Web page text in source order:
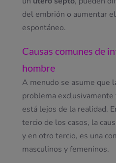
del embrión o aumentar
espontáneo.
Causas comunes de
hombre
A menudo se asume que
problema
está lejos de la realidad.
tercio de los casos, la
y en otro tercio, es una
masculinos y femeninos.